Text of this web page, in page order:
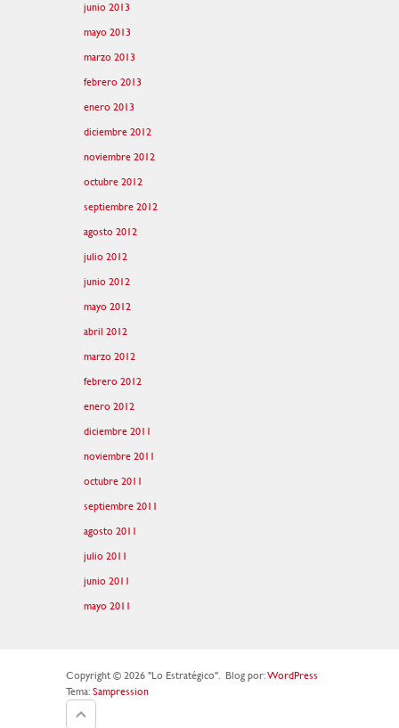
junio 2013
mayo 2013
marzo 2013
febrero 2013
enero 2013
diciembre 2012
noviembre 2012
octubre 2012
septiembre 2012
agosto 2012
julio 2012
junio 2012
mayo 2012
abril 2012
marzo 2012
febrero 2012
enero 2012
diciembre 2011
noviembre 2011
octubre 2011
septiembre 2011
agosto 2011
julio 2011
junio 2011
mayo 2011
Copyright © 2026 "Lo Estratégico". Blog por:WordPress
Tema: Sampression